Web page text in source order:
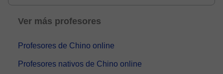
Ver más profesores
Profesores de Chino online
Profesores nativos de Chino online